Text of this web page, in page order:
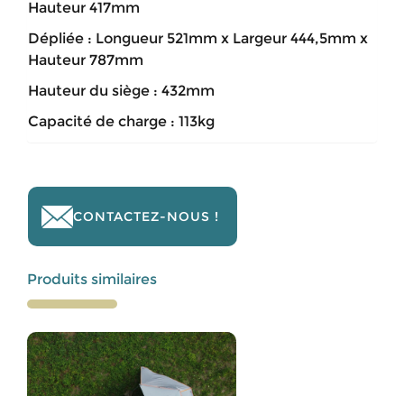
Hauteur 417mm
Dépliée : Longueur 521mm x Largeur 444,5mm x
Hauteur 787mm
Hauteur du siège : 432mm
Capacité de charge : 113kg
CONTACTEZ-NOUS !
Produits similaires
Ce
produit
a